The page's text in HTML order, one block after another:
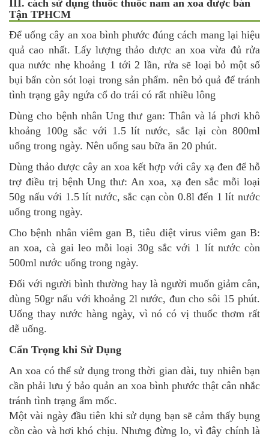
III. cách sử dụng thuốc thuốc nam an xoa được bán
Tận TPHCM
Để uống cây an xoa bình phước đúng cách mang lại hiệu
quả cao nhất. Lấy lượng thảo dược an xoa vừa đủ rửa
qua nước nhẹ khoảng 1 tới 2 lần, rửa sẽ loại bỏ một số
bụi bẩn còn sót loại trong sản phẩm. nên bỏ quả để tránh
tình trạng gây ngứa cổ do trái có rất nhiều lông
Dùng cho bệnh nhân Ung thư gan: Thân và lá phơi khô
khoảng 100g sắc với 1.5 lít nước, sắc lại còn 800ml
uống trong ngày. Nên uống sau bữa ăn 20 phút.
Dùng thảo dược cây an xoa kết hợp với cây xạ đen để hỗ
trợ điều trị bệnh Ung thư: An xoa, xạ đen sắc mỗi loại
50g nấu với 1.5 lít nước, sắc cạn còn 0.8l đến 1 lít nước
uống trong ngày.
Cho bệnh nhân viêm gan B, tiêu diệt virus viêm gan B:
an xoa, cà gai leo mỗi loại 30g sắc với 1 lít nước còn
500ml nước uống trong ngày.
Đối với người bình thường hay là người muốn giảm cân,
dùng 50gr nấu với khoảng 2l nước, đun cho sôi 15 phút.
Uống thay nước hàng ngày, vì nó có vị thuốc thơm rất
dễ uống.
Cẩn Trọng khi Sử Dụng
An xoa có thể sử dụng trong thời gian dài, tuy nhiên bạn
cần phải lưu ý bảo quản an xoa bình phước thật cân nhắc
tránh tình trạng ẩm mốc.
Một vài ngày đầu tiên khi sử dụng bạn sẽ cảm thấy bụng
cồn cào và hơi khó chịu. Nhưng đừng lo, vì đây chính là